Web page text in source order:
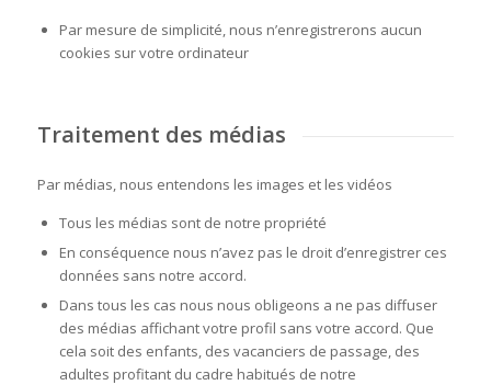
Par mesure de simplicité, nous n’enregistrerons aucun
cookies sur votre ordinateur
Traitement des médias
Par médias, nous entendons les images et les vidéos
Tous les médias sont de notre propriété
En conséquence nous n’avez pas le droit d’enregistrer ces
données sans notre accord.
Dans tous les cas nous nous obligeons a ne pas diffuser
des médias affichant votre profil sans votre accord. Que
cela soit des enfants, des vacanciers de passage, des
adultes profitant du cadre habitués de notre